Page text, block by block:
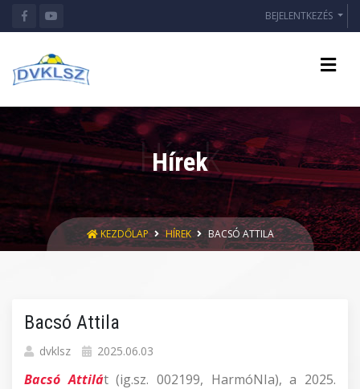
BEJELENTKEZÉS
Hírek
KEZDŐLAP HÍREK BACSÓ ATTILA
Bacsó Attila
dvklsz 2025.06.03
Bacsó Attilát (ig.sz. 002199, HarmóNIa), a 2025.